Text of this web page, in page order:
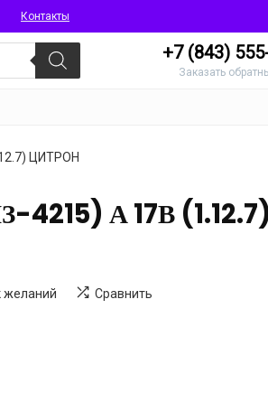
Контакты
+7 (843)
Заказать
ЦИТРОН
4215) А 17В (1.12.7)
желаний Сравнить